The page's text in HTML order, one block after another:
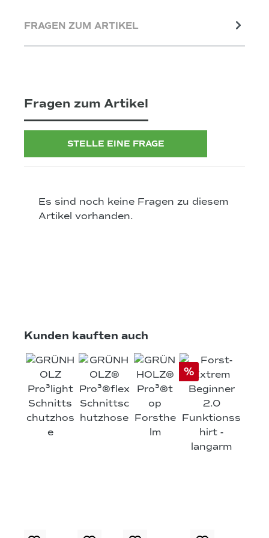
FRAGEN ZUM ARTIKEL
Fragen zum Artikel
STELLE EINE FRAGE
Es sind noch keine Fragen zu diesem
Artikel vorhanden.
Produktgalerie überspringen
Kunden kauften auch
%